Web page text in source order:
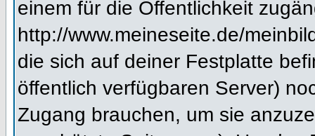
einem für die Öffentlichkeit
http://www.meineseite.de/
die sich auf deiner Festplatte
öffentlich verfügbaren Server)
Zugang brauchen, um sie